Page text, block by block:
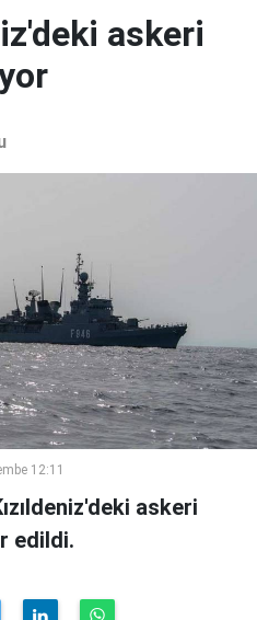
askeri
12:11
askeri
edildi.